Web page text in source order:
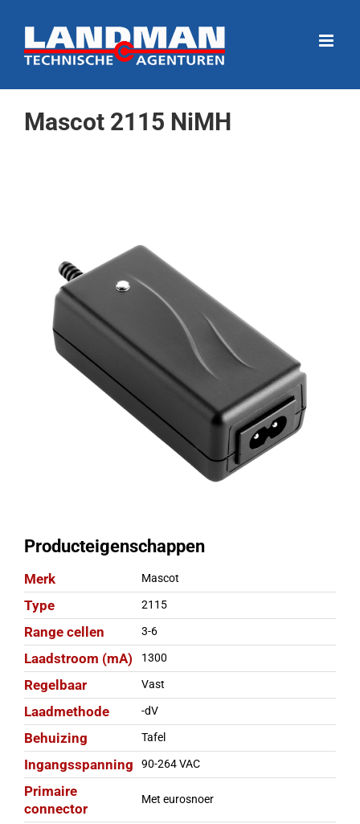
naar
inhoud
Mascot 2115 NiMH
Producteigenschappen
Merk Mascot
Type 2115
Range cellen 3-6
Laadstroom (mA) 1300
Regelbaar Vast
Laadmethode -dV
Behuizing Tafel
Ingangsspanning 90-264 VAC
Primaire
connector
Met eurosnoer